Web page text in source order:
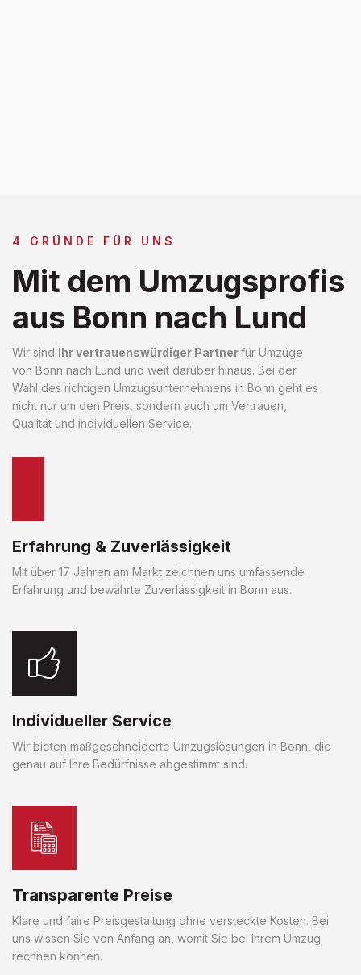
4 GRÜNDE FÜR UNS
Mit dem Umzugsprofis
aus Bonn nach Lund
Wir sind Ihr vertrauenswürdiger Partnerfür Umzüge
von Bonn nach Lund und weit darüber hinaus. Bei der
Wahl des richtigen Umzugsunternehmens in Bonn geht es
nicht nur um den Preis, sondern auch um Vertrauen,
Qualität und individuellen Service.
Erfahrung & Zuverlässigkeit
Mit über 17 Jahren am Markt zeichnen uns umfassende
Erfahrung und bewährte Zuverlässigkeit in Bonn aus.
Individueller Service
Wir bieten maßgeschneiderte Umzugslösungen in Bonn, die
genau auf Ihre Bedürfnisse abgestimmt sind.
Transparente Preise
Klare und faire Preisgestaltung ohne versteckte Kosten. Bei
uns wissen Sie von Anfang an, womit Sie bei Ihrem Umzug
rechnen können.